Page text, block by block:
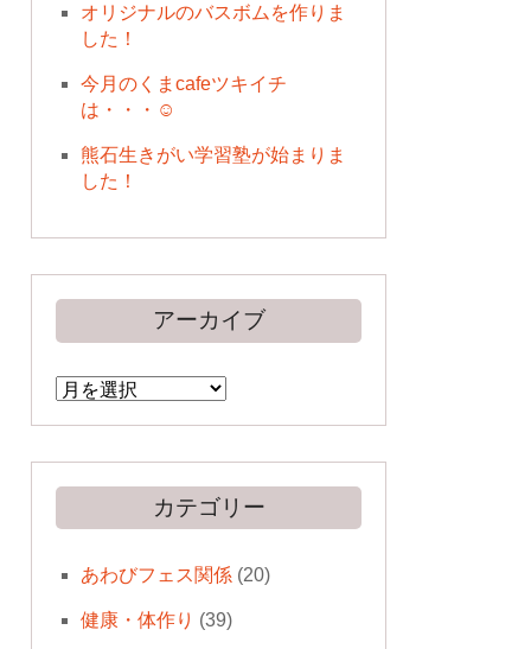
オリジナルのバスボムを作りま
した！
今月のくまcafeツキイチ
は・・・☺
熊石生きがい学習塾が始まりま
した！
アーカイブ
ア
ー
カ
カテゴリー
あわびフェス関係(20)
健康・体作り (39)